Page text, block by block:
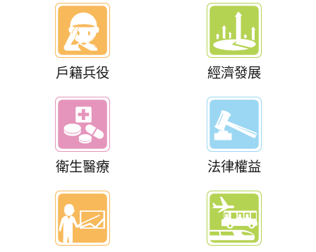
戶籍兵役 經濟發展
衛生醫療 法律權益